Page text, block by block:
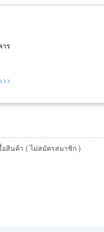
ร
อสินค้า ( ไม่สมัครสมาชิก )